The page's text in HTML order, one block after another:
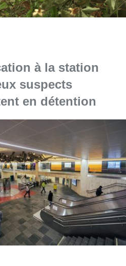
à la station
suspects
en détention